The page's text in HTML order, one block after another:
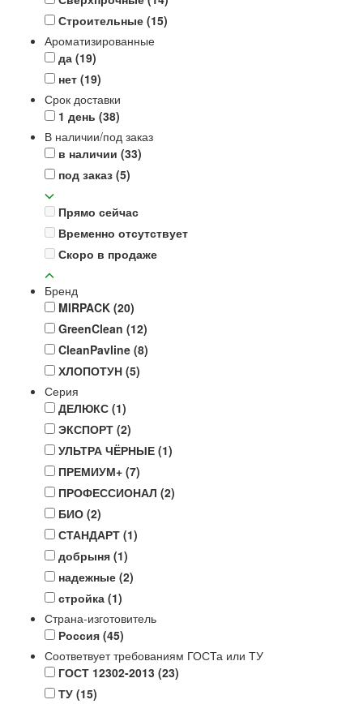
Строительные (15)
Ароматизированные
да (19)
нет (19)
Срок доставки
1 день (38)
В наличии/под заказ
в наличии (33)
под заказ (5)
Прямо сейчас
Временно отсутствует
Скоро в продаже
Бренд
MIRPACK (20)
GreenClean (12)
CleanPavline (8)
ХЛОПОТУН (5)
Серия
ДЕЛЮКС (1)
ЭКСПОРТ (2)
УЛЬТРА ЧЁРНЫЕ (1)
ПРЕМИУМ+ (7)
ПРОФЕССИОНАЛ (2)
БИО (2)
СТАНДАРТ (1)
добрыня (1)
надежные (2)
стройка (1)
Страна-изготовитель
Россия (45)
Соответвует требованиям ГОСТа или ТУ
ГОСТ 12302-2013 (23)
ТУ (15)